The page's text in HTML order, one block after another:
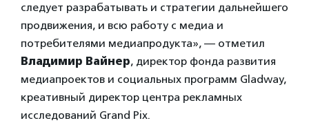
следует разрабатывать и стратегии дальнейшего
продвижения, и всю работу с медиа и
потребителями медиапродукта», — отметил
Владимир Вайнер, директор фонда развития
медиапроектов и социальных программ Gladway,
креативный директор центра рекламных
исследований Grand Pix.